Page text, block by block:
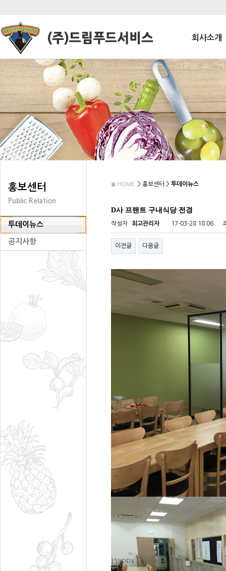
회사소개
홍보센터
Public Relation
투데이뉴스
공지사항
HOME > 홍보센터 > 투데이뉴스
D사 프랜트 구내식당 전경
작성자 최고관리자 17-03-28 18:06
이전글 다음글